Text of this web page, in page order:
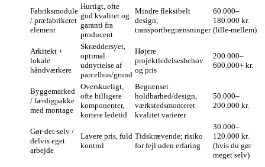
Fabriksmodule
/ præfabrikeret
element
Hurtigt, ofte
god kvalitet og
garanti fra
producent
Mindre fleksibelt
design;
transportbegrænsninger
60.000–
180.000 kr.
(lille‑mellem)
Arkitekt +
lokale
håndværkere
Skræddersyet,
optimal
udnyttelse af
parcelhus/grund
Højere
projektledelsesbehov
og pris
200.000–
600.000+ kr.
Byggemarked
/ færdigpakke
med montage
Overskueligt,
ofte billigere
komponenter,
kortere ledetid
Begrænset
holdbarhed/design,
værkstedsmonteret
kvalitet varierer
50.000–
200.000 kr.
Gør‑det‑selv /
delvis eget
arbejde
Lavere pris, fuld
kontrol
Tidskrævende; risiko
for fejl uden erfaring
30.000–
120.000 kr.
(hvis du gør
meget selv)